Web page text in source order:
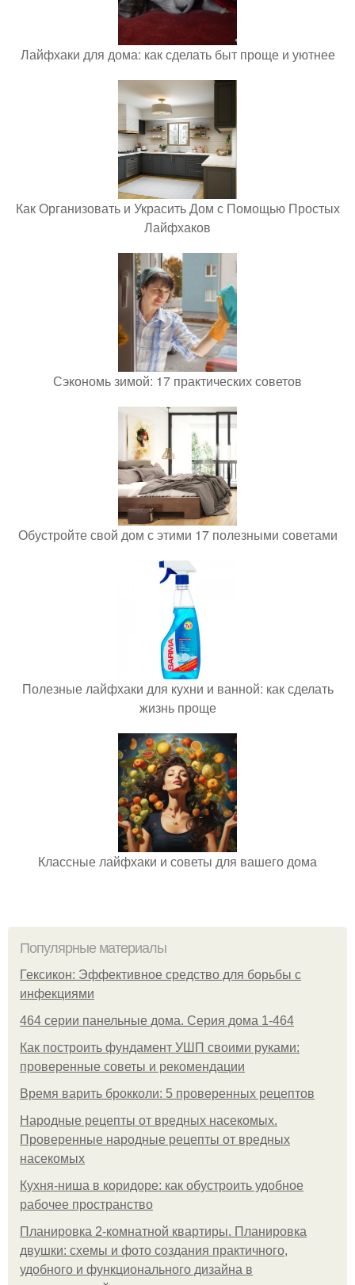
Лайфхаки для дома: как сделать быт проще и уютнее
Как Организовать и Украсить Дом с Помощью Простых
Лайфхаков
Сэкономь зимой: 17 практических советов
Обустройте свой дом с этими 17 полезными советами
Полезные лайфхаки для кухни и ванной: как сделать
жизнь проще
Классные лайфхаки и советы для вашего дома
Популярные материалы
Гексикон: Эффективное средство для борьбы с
инфекциями
464 серии панельные дома. Серия дома 1-464
Как построить фундамент УШП своими руками:
проверенные советы и рекомендации
Время варить брокколи: 5 проверенных рецептов
Народные рецепты от вредных насекомых.
Проверенные народные рецепты от вредных
насекомых
Кухня-ниша в коридоре: как обустроить удобное
рабочее пространство
Планировка 2-комнатной квартиры. Планировка
двушки: схемы и фото создания практичного,
удобного и функционального дизайна в